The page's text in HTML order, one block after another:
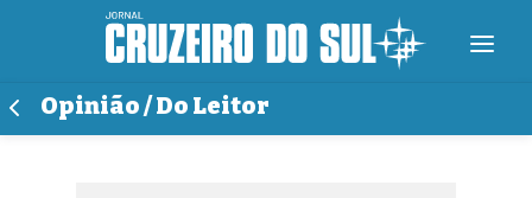
Opinião / Do Leitor